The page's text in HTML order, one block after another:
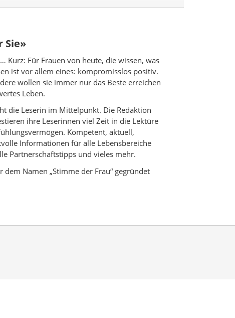
Sie»
Kurz: Für Frauen von heute, die wissen, was
ist vor allem eines: kompromisslos positiv.
wollen sie immer nur das Beste erreichen
Leben.
die Leserin im Mittelpunkt. Die Redaktion
ihre Leserinnen viel Zeit in die Lektüre
Kompetent, aktuell,
Informationen für alle Lebensbereiche
Partnerschaftstipps und vieles mehr.
Namen „Stimme der Frau“ gegründet